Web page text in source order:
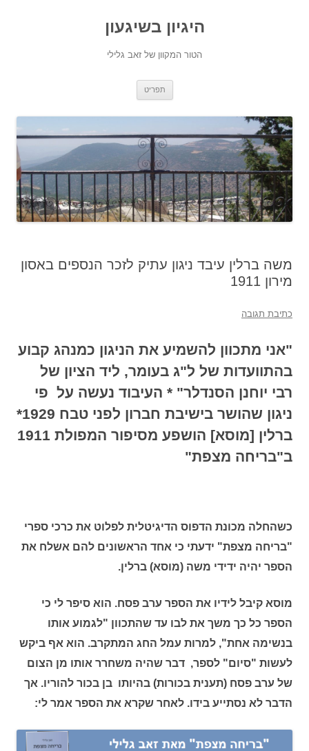
היגיון בשיגעון
הטור המקוון של זאב גלילי
תפריט
משה ברלין עיבד ניגון עתיק לזכר הנספים באסון
מירון 1911
כתיבת תגובה
"אני מתכוון להשמיע את הניגון כמנהג קבוע
בהתוועדות של ל"ג בעומר, ליד הציון של
רבי יוחנן הסנדלר" * העיבוד נעשה על פי
ניגון שהושר בישיבת חברון לפני טבח 1929*
ברלין [מוסא] הושפע מסיפור המפולת 1911
ב"בריחה מצפת"
כשהחלה מכונת הדפוס הדיגיטלית לפלוט את כרכי ספרי
"בריחה מצפת" ידעתי כי אחד הראשונים להם אשלח את
הספר יהיה ידידי משה (מוסא) ברלין.
מוסא קיבל לידיו את הספר ערב פסח. הוא סיפר לי כי
הספר כל כך משך את לבו עד שהתכוון "לגמוע אותו
בנשימה אחת", למרות עמל החג המתקרב. הוא אף ביקש
לעשות "סיום" לספר, דבר שהיה משחרר אותו מן הצום
של ערב פסח (תענית בכורות) בהיותו בן בכור להוריו. אך
הדבר לא נסתייע בידו. לאחר שקרא את הספר אמר לי: